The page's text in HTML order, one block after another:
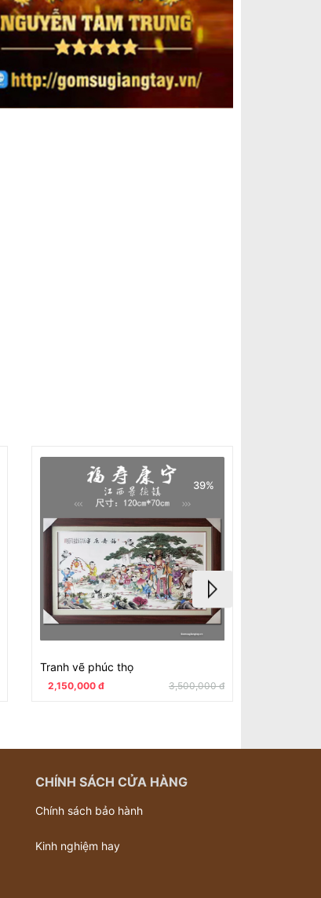
39%
Tranh vẽ phúc thọ
2,150,000 đ 3,500,000 đ
CHÍNH SÁCH CỬA HÀNG
Chính sách bảo hành
Kinh nghiệm hay